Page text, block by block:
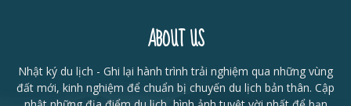
ABOUT US
Nhật ký du lịch - Ghi lại hành trình trải nghiệm qua những vùng
đất mới, kinh nghiệm để chuẩn bị chuyến du lịch bản thân. Cập